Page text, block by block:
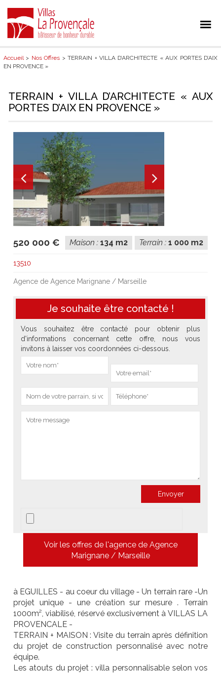
Accueil> Nos Offres > TERRAIN + VILLA D’ARCHITECTE « AUX PORTES D’AIX
EN PROVENCE »
TERRAIN + VILLA D’ARCHITECTE « AUX
PORTES D’AIX EN PROVENCE »
520 000 € Terrain : 1 000 m2
Maison : 134 m2
13510
Agence de Agence Marignane / Marseille
Je souhaite être contacté !
Vous souhaitez être contacté pour obtenir plus
d'informations concernant cette offre, nous vous
invitons à laisser vos coordonnées ci-dessous.
Voir les offres de l'agence de Agence
Marignane / Marseille
à EGUILLES - au coeur du village - Un terrain rare -Un
projet unique - une création sur mesure . Terrain
1000m², viabilisé, réservé exclusivement à VILLAS LA
PROVENCALE -
TERRAIN + MAISON : Visite du terrain après définition
du projet de construction personnalisé avec notre
équipe.
Les atouts du projet : villa personnalisable selon vos